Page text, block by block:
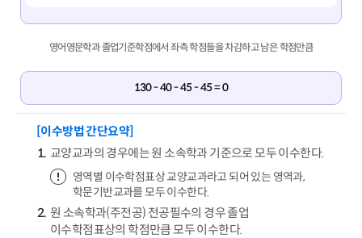
영어영문학과 졸업기준학점에서 좌측 학점들을 차감하고 남은 학점만큼
130 - 40 - 45 - 45 = 0
[이수방법 간단요약]
교양교과의 경우에는 원 소속학과 기준으로 모두 이수한다.
영역별 이수학점표상 교양교과라고 되어 있는 영역과,
학문기반교과를 모두 이수한다.
원 소속학과(주전공) 전공필수의 경우 졸업
이수학점표상의 학점만큼 모두 이수한다.